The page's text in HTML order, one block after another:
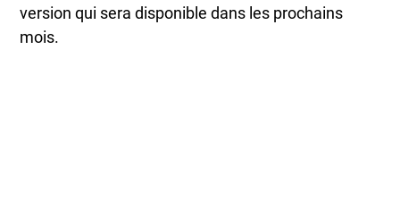
version qui sera disponible dans les prochains
mois.